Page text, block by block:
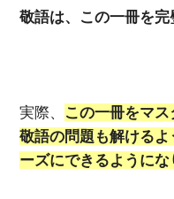
敬語は、この一冊を完
実際、 この一冊をマ
敬語の問題も解ける
ーズにできるようにな